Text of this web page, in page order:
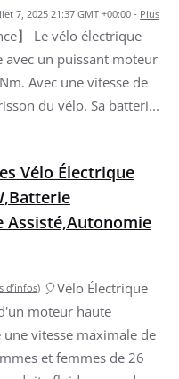
7, 2025 21:37 GMT +00:00 - Plus
】 Le vélo électrique
avec un puissant moteur
Avec une vitesse de
du vélo. Sa batteri...
Vélo Électrique
Assisté,Autonomie
d’infos) 🎈Vélo Électrique
moteur haute
vitesse maximale de
et femmes de 26